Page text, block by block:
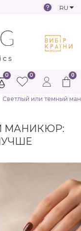
RU
0
0 0
Светлый или темный
МАНИКЮР: